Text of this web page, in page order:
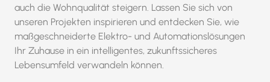
auch die Wohnqualität steigern. Lassen Sie sich von
unseren Projekten inspirieren und entdecken Sie, wie
maßgeschneiderte Elektro- und Automationslösungen
Ihr Zuhause in ein intelligentes, zukunftssicheres
Lebensumfeld verwandeln können.